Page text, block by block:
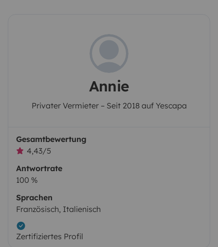
Annie
Privater Vermieter – Seit 2018 auf Yescapa
Gesamtbewertung
4,43/5
Antwortrate
100 %
Sprachen
Französisch, Italienisch
Zertifiziertes Profil